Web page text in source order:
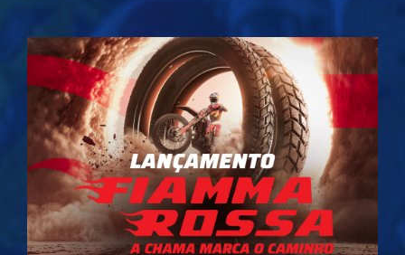
(FGM), as competições passam a contar com a marca no título
oficial. A partir desta temporada, os eventos serão
denominados Campeonato Gaúcho Borilli Racing de
Motocross e Campeonato Gaúcho Borilli Racing de Velocross.
A parceria fortalece o calendário estadual e eleva o nível das
competições. Além disso, amplia a estrutura dos eventos e
gera mais visibilidade para pilotos, equipes e patrocinadores
envolvidos. Borilli amplia protagonismo no motociclismo
gaúcho A Borilli Racing já possui uma trajetória consolidada
dentro do Campeonato Gaúcho. A marca apoia a modalidade
há cerca de uma década e, em 2026, dá um passo além ao
assumir a posição de patrocinadora máster. O novo momento
reforça o compromisso da empresa com o desenvolvimento do
esporte. A atuação direta nos campeonatos posiciona a Borilli